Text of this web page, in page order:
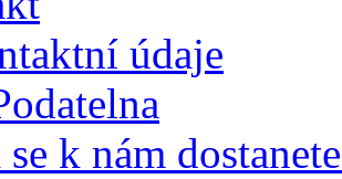
údaje
se k nám